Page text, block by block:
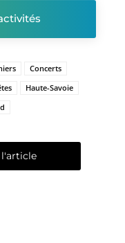
Concerts
Haute-Savoie
l'article